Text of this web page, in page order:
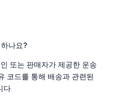
나요?
또는 판매자가 제공한 운송
코드를 통해 배송과 관련된
다.